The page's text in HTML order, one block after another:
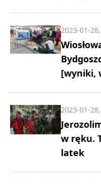
[wyniki,
2023-01-
w ręku.
latek
2023-01-